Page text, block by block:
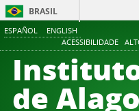
ESPAÑOL ENGLISH
ACESSIBILIDADE
BRASIL
de